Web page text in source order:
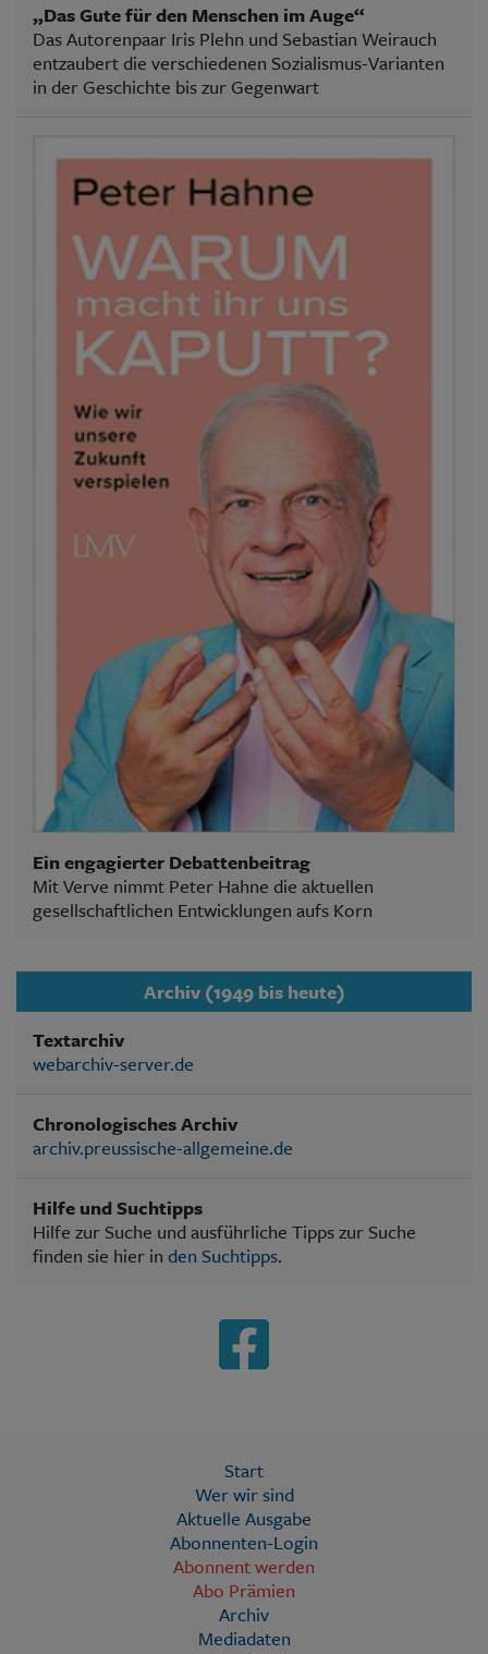
„Das Gute für den Menschen im Auge“
Das Autorenpaar Iris Plehn und Sebastian Weirauch
entzaubert die verschiedenen Sozialismus-Varianten
in der Geschichte bis zur Gegenwart
Ein engagierter Debattenbeitrag
Mit Verve nimmt Peter Hahne die aktuellen
gesellschaftlichen Entwicklungen aufs Korn
Archiv (1949 bis heute)
Textarchiv
webarchiv-server.de
Chronologisches Archiv
archiv.preussische-allgemeine.de
Hilfe und Suchtipps
Hilfe zur Suche und ausführliche Tipps zur Suche
finden sie hier in den Suchtipps.
Start
Wer wir sind
Aktuelle Ausgabe
Abonnenten-Login
Abonnent werden
Abo Prämien
Archiv
Mediadaten